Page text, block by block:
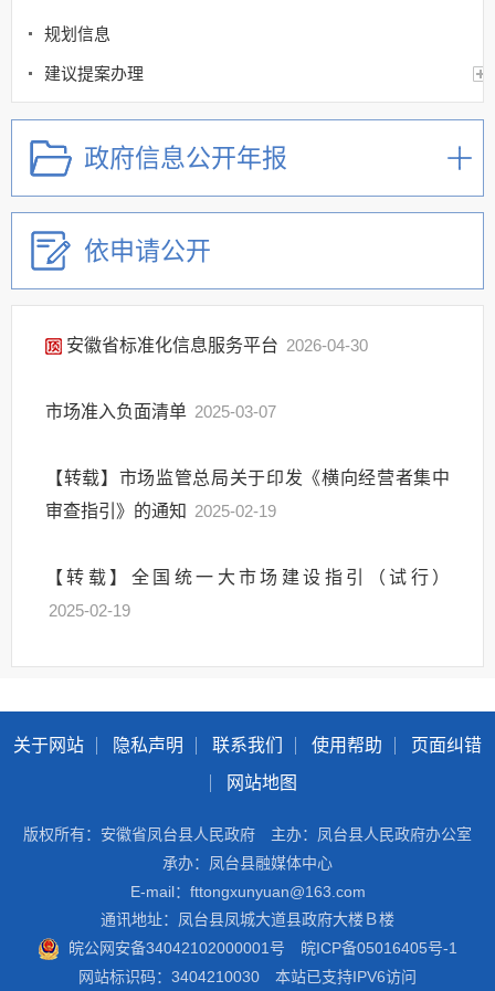
规划信息
建议提案办理
应急管理
回应关切
监督保障
其他法定信息
政府信息公开年报
依申请公开
安徽省标准化信息服务平台 2026-04-30
市场准入负面清单 2025-03-07
【转载】市场监管总局关于印发《横向经营者集中
审查指引》的通知 2025-02-19
【转载】全国统一大市场建设指引（试行）
2025-02-19
关于网站 隐私声明 联系我们 使用帮助
页面纠错
网站地图
版权所有：安徽省凤台县人民政府
主办：凤台县人民政府办公室
承办：凤台县融媒体中心
E-mail：fttongxunyuan@163.com
通讯地址：凤台县凤城大道县政府大楼Ｂ楼
皖公网安备34042102000001号
皖ICP备05016405号-1
网站标识码：3404210030
本站已支持IPV6访问